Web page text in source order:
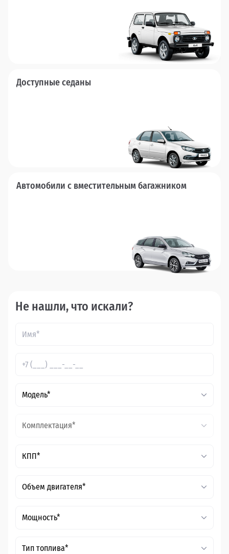
Доступные седаны
Автомобили с вместительным багажником
Не нашли, что искали?
Модель*
Комплектация*
КПП*
Объем двигателя*
Мощность*
Тип топлива*